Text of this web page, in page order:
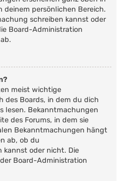
deinem persönlichen Bereich.
schreiben kannst oder
Board-Administration
meist wichtige
des Boards, in dem du dich
lesen. Bekanntmachungen
des Forums, in dem sie
Bekanntmachungen hängt
ab, ob du
kannst oder nicht. Die
Board-Administration